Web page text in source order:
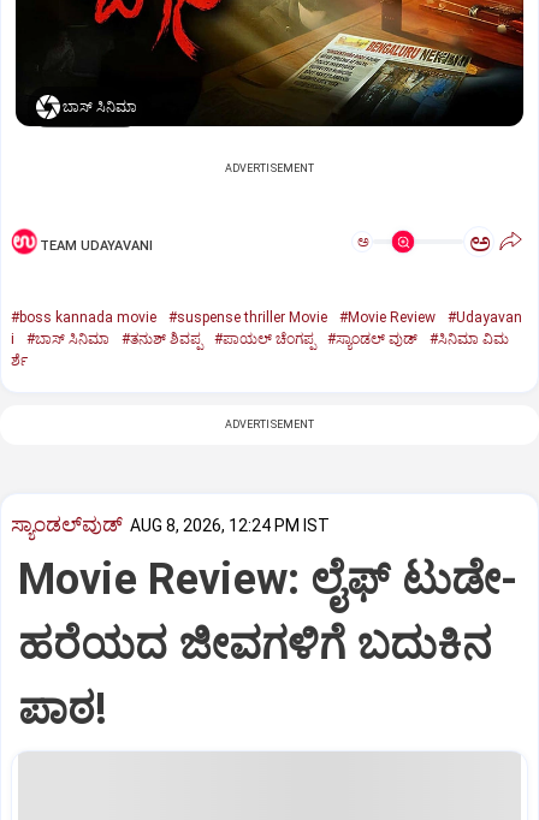
ಬಾಸ್‌ ಸಿನಿಮಾ
ADVERTISEMENT
TEAM UDAYAVANI ಅ ಅ
#boss kannada movie #suspense thriller Movie #Movie Review
#Udayavan
i
#ಬಾಸ್‌ ಸಿನಿಮಾ #ತನುಶ್‌ ಶಿವಪ್ಪ #ಪಾಯಲ್‌ ಚೆಂಗಪ್ಪ #ಸ್ಯಾಂಡಲ್‌ ವುಡ್‌
#ಸಿನಿಮಾ ವಿಮ
ರ್ಶೆ
ADVERTISEMENT
ಸ್ಯಾಂಡಲ್‌ವುಡ್‌ AUG 8, 2026, 12:24 PM IST
Movie Review: ಲೈಫ್‌ ಟುಡೇ-
ಹರೆಯದ ಜೀವಗಳಿಗೆ ಬದುಕಿನ
ಪಾಠ!